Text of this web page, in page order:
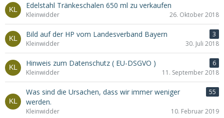
Edelstahl Tränkeschalen 650 ml zu verkaufen
Kleinwidder 26. Oktober 2018
Bild auf der HP vom Landesverband Bayern
3
Kleinwidder
30. Juli 2018
Hinweis zum Datenschutz ( EU-DSGVO )
6
Kleinwidder
11. September 2018
Was sind die Ursachen, dass wir immer weniger
werden.
55
Kleinwidder 10. Februar 2019